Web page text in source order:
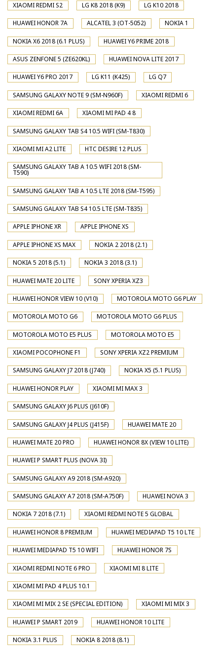
XIAOMI REDMI S2 LG K8 2018 (K9) LG K10 2018
HUAWEI HONOR 7A ALCATEL 3 (OT-5052) NOKIA 1
NOKIA X6 2018 (6.1 PLUS) HUAWEI Y6 PRIME 2018
ASUS ZENFONE 5 (ZE620KL) HUAWEI NOVA LITE 2017
HUAWEI Y6 PRO 2017 LG K11 (K425) LG Q7
SAMSUNG GALAXY NOTE 9 (SM-N960F) XIAOMI REDMI 6
XIAOMI REDMI 6A XIAOMI MI PAD 4 8
SAMSUNG GALAXY TAB S4 10.5 WIFI (SM-T830)
XIAOMI MI A2 LITE HTC DESIRE 12 PLUS
SAMSUNG GALAXY TAB A 10.5 WIFI 2018 (SM-
T590)
SAMSUNG GALAXY TAB A 10.5 LTE 2018 (SM-T595)
SAMSUNG GALAXY TAB S4 10.5 LTE (SM-T835)
APPLE IPHONE XR APPLE IPHONE XS
APPLE IPHONE XS MAX NOKIA 2 2018 (2.1)
NOKIA 5 2018 (5.1) NOKIA 3 2018 (3.1)
HUAWEI MATE 20 LITE SONY XPERIA XZ3
HUAWEI HONOR VIEW 10 (V10) MOTOROLA MOTO G6 PLAY
MOTOROLA MOTO G6 MOTOROLA MOTO G6 PLUS
MOTOROLA MOTO E5 PLUS MOTOROLA MOTO E5
XIAOMI POCOPHONE F1 SONY XPERIA XZ2 PREMIUM
SAMSUNG GALAXY J7 2018 (J740) NOKIA X5 (5.1 PLUS)
HUAWEI HONOR PLAY XIAOMI MI MAX 3
SAMSUNG GALAXY J6 PLUS (J610F)
SAMSUNG GALAXY J4 PLUS (J415F) HUAWEI MATE 20
HUAWEI MATE 20 PRO HUAWEI HONOR 8X (VIEW 10 LITE)
HUAWEI P SMART PLUS (NOVA 3I)
SAMSUNG GALAXY A9 2018 (SM-A920)
SAMSUNG GALAXY A7 2018 (SM-A750F) HUAWEI NOVA 3
NOKIA 7 2018 (7.1) XIAOMI REDMI NOTE 5 GLOBAL
HUAWEI HONOR 8 PREMIUM HUAWEI MEDIAPAD T5 10 LTE
HUAWEI MEDIAPAD T5 10 WIFI HUAWEI HONOR 7S
XIAOMI REDMI NOTE 6 PRO XIAOMI MI 8 LITE
XIAOMI MI PAD 4 PLUS 10.1
XIAOMI MI MIX 2 SE (SPECIAL EDITION) XIAOMI MI MIX 3
HUAWEI P SMART 2019 HUAWEI HONOR 10 LITE
NOKIA 3.1 PLUS NOKIA 8 2018 (8.1)